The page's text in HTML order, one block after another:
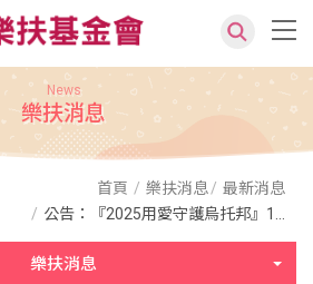
News
樂扶消息
首頁 樂扶消息
最新消息
公告：『2025用愛守護烏托邦』1...
樂扶消息